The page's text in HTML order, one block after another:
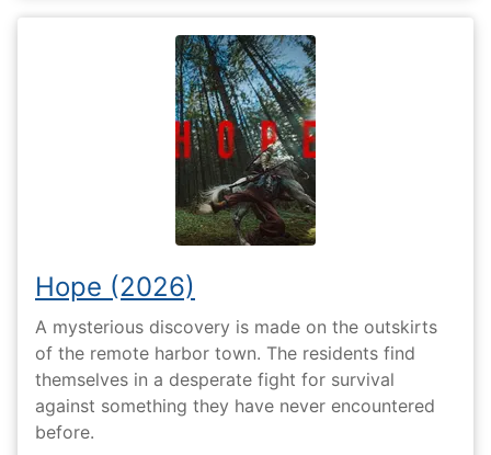
Hope (2026)
A mysterious discovery is made on the outskirts
of the remote harbor town. The residents find
themselves in a desperate fight for survival
against something they have never encountered
before.